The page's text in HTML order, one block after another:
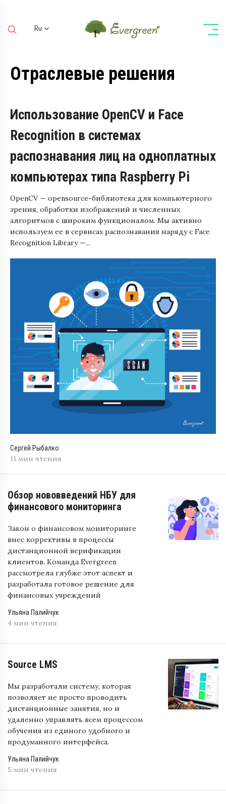
Ru
De
Отраслевые решения
Использование OpenCV и Face
Recognition в системах
распознавания лиц на одноплатных
компьютерах типа Raspberry Pi
OpenCV — opensource-библиотека для компьютерного
зрения, обработки изображений и численных
алгоритмов с широким функционалом. Мы активно
используем ее в сервисах распознавания наряду с Face
Recognition Library —...
Сергей Рыбалко
11 мин чтения
Обзор нововведений НБУ для
финансового мониторинга
Закон о финансовом мониторинге
внес коррективы в процессы
дистанционной верификации
клиентов. Команда Evergreen
рассмотрела глубже этот аспект и
разработала готовое решение для
финансовых учреждений
Ульяна Палийчук
4 мин чтения
Source LMS
Мы разработали систему, которая
позволяет не просто проводить
дистанционные занятия, но и
удаленно управлять всем процессом
обучения из единого удобного и
продуманного интерфейса.
Ульяна Палийчук
5 мин чтения